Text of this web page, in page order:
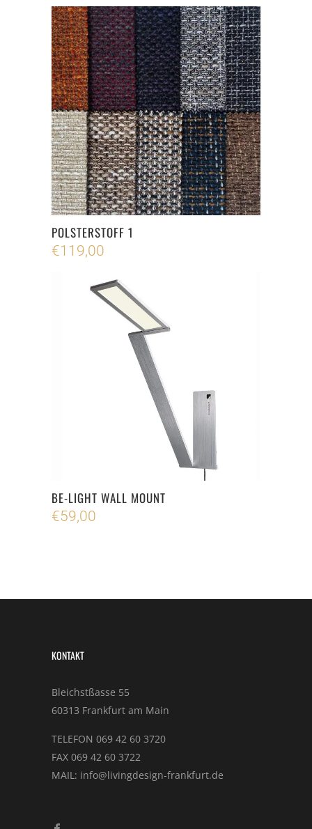
POLSTERSTOFF 1
€119,00
BE-LIGHT WALL MOUNT
€59,00
KONTAKT
Bleichstßasse 55
60313 Frankfurt am Main
TELEFON 069 42 60 3720
FAX 069 42 60 3722
MAIL: info@livingdesign-frankfurt.de